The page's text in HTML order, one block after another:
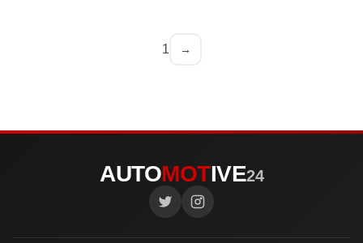
1 →
AUTOMOTIVE24